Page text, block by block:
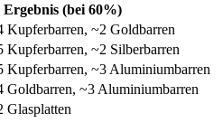
Ergebnis (bei 60%)
Kupferbarren, ~2 Goldbarren
Kupferbarren, ~2 Silberbarren
Kupferbarren, ~3 Aluminiumbarren
Goldbarren, ~3 Aluminiumbarren
Glasplatten